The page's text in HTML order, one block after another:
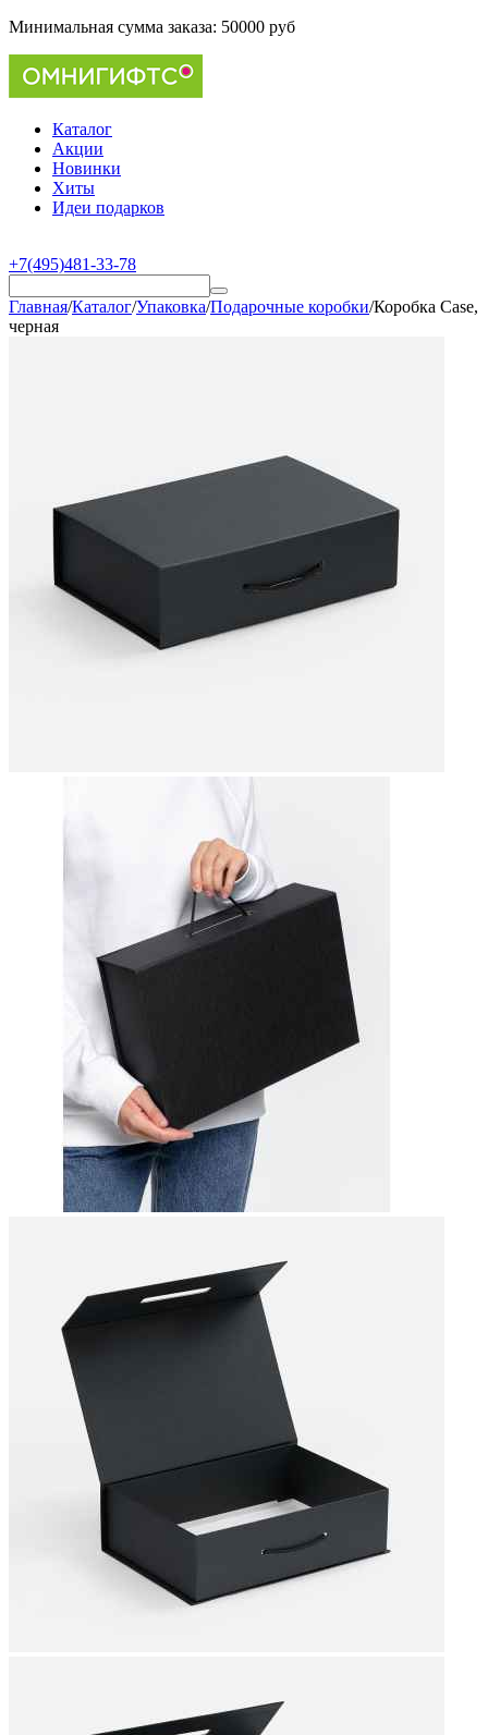
Минимальная сумма заказа: 50000 руб
Каталог
Акции
Новинки
Хиты
Идеи подарков
+7(495)481-33-78
Главная/Каталог/Упаковка/Подарочные коробки/Коробка Case,
черная